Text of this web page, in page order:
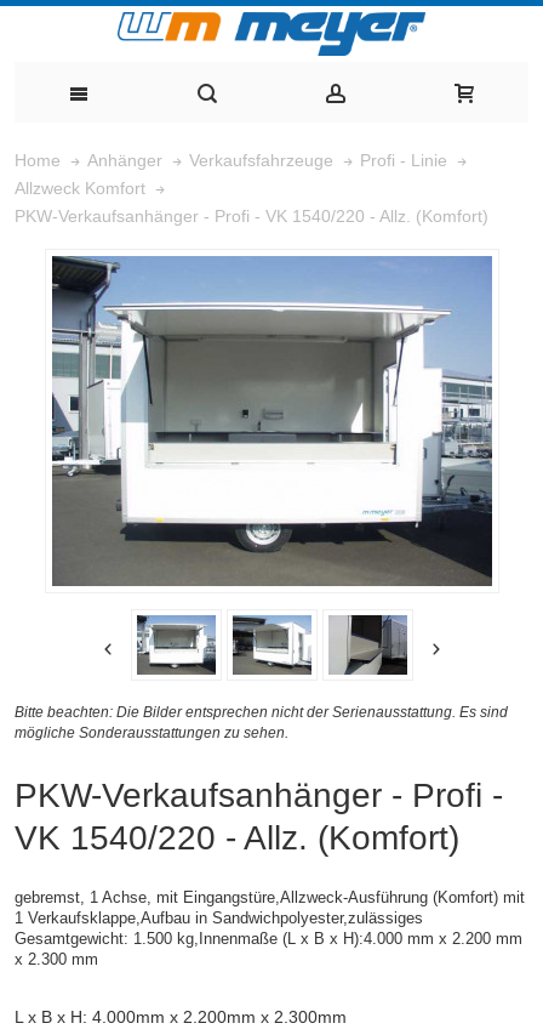
Home Anhänger Verkaufsfahrzeuge
Profi - Linie
Allzweck Komfort
PKW-Verkaufsanhänger - Profi - VK 1540/220 - Allz. (Komfort)
Bitte beachten: Die Bilder entsprechen nicht der Serienausstattung. Es sind
mögliche Sonderausstattungen zu sehen.
PKW-Verkaufsanhänger - Profi -
VK 1540/220 - Allz. (Komfort)
gebremst, 1 Achse, mit Eingangstüre,Allzweck-Ausführung (Komfort) mit
1 Verkaufsklappe,Aufbau in Sandwichpolyester,zulässiges
Gesamtgewicht: 1.500 kg, Innenmaße (L x B x H):4.000 mm x 2.200 mm
x 2.300 mm
L x B x H: 4.000mm x 2.200mm x 2.300mm